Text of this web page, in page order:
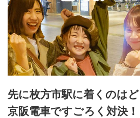
先に枚方市駅に着くのは
京阪電車ですごろく対決！